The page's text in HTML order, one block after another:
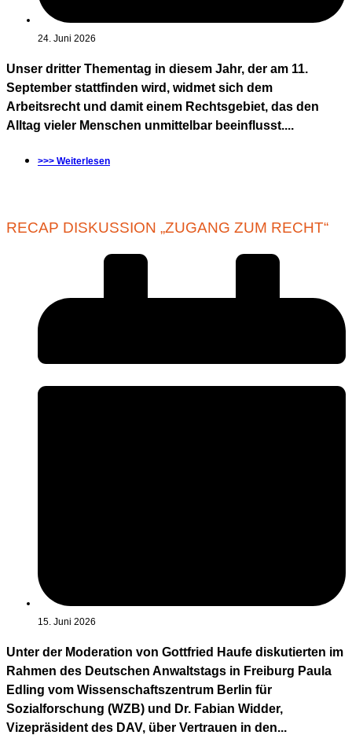
24. Juni 2026
Unser dritter Thementag in diesem Jahr, der am 11.
September stattfinden wird, widmet sich dem
Arbeitsrecht und damit einem Rechtsgebiet, das den
Alltag vieler Menschen unmittelbar beeinflusst....
>>> Weiterlesen
RECAP DISKUSSION „ZUGANG ZUM RECHT“
15. Juni 2026
Unter der Moderation von Gottfried Haufe diskutierten im
Rahmen des Deutschen Anwaltstags in Freiburg Paula
Edling vom Wissenschaftszentrum Berlin für
Sozialforschung (WZB) und Dr. Fabian Widder,
Vizepräsident des DAV, über Vertrauen in den...